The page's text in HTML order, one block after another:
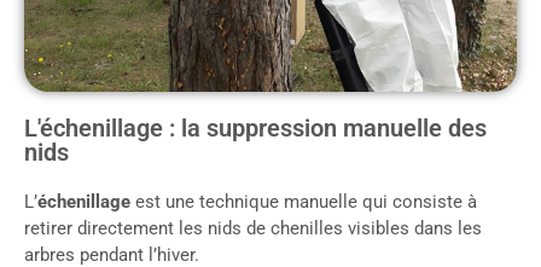
L'échenillage : la suppression manuelle des
nids
L’échenillage est une technique manuelle qui consiste à
retirer directement les nids de chenilles visibles dans les
arbres pendant l’hiver.